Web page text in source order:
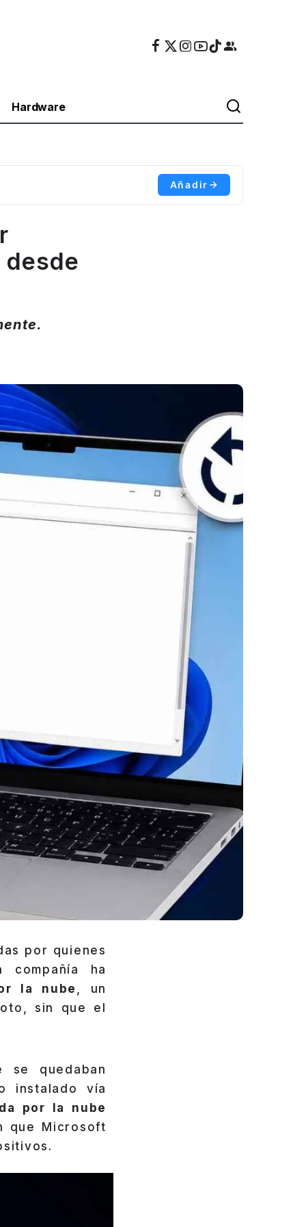
Hardware
Añadir
por quienes
compañía ha
la nube , un
sin que el
quedaban
instalado vía
por la nube
que Microsoft